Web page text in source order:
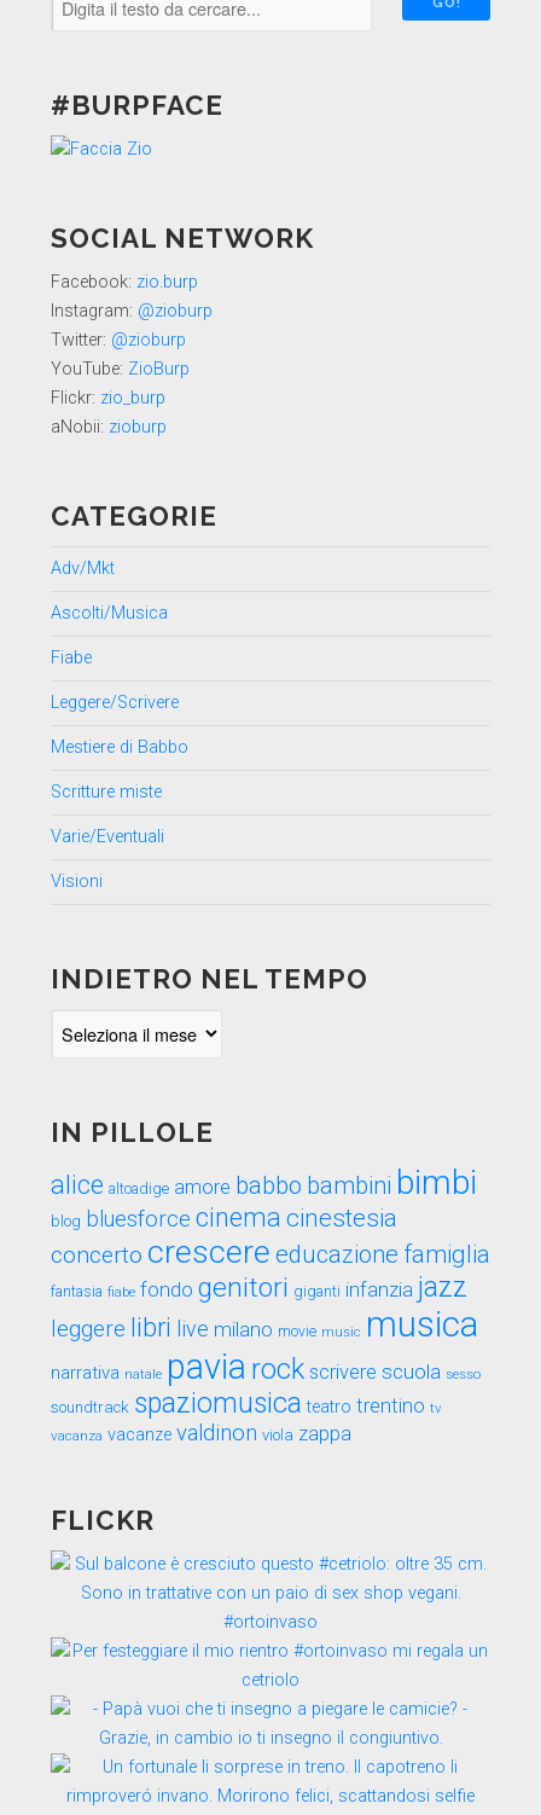
#BURPFACE
SOCIAL NETWORK
Facebook: zio.burp
Instagram: @zioburp
Twitter: @zioburp
YouTube: ZioBurp
Flickr: zio_burp
aNobii: zioburp
CATEGORIE
Adv/Mkt
Ascolti/Musica
Fiabe
Leggere/Scrivere
Mestiere di Babbo
Scritture miste
Varie/Eventuali
Visioni
INDIETRO NEL TEMPO
IN PILLOLE
alice altoadige amore babbo bambini bimbi
blog bluesforce cinema cinestesia
concerto crescere educazione famiglia
fantasia fiabe fondo genitori giganti infanzia jazz
leggere libri live milano movie music musica
narrativa natale pavia rock scrivere scuola sesso
soundtrack spaziomusica teatro trentino tv
vacanza vacanze valdinon viola zappa
FLICKR